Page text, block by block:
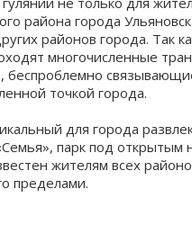
района города
районов города. Так
многочисленные
беспроблемно
точкой города.
для города
парк под открытым
жителям всех
пределами.